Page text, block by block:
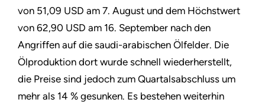
von 51,09 USD am 7. August und dem Höchstwert
von 62,90 USD am 16. September nach den
Angriffen auf die saudi-arabischen Ölfelder. Die
Ölproduktion dort wurde schnell wiederherstellt,
die Preise sind jedoch zum Quartalsabschluss um
mehr als 14 % gesunken. Es bestehen weiterhin